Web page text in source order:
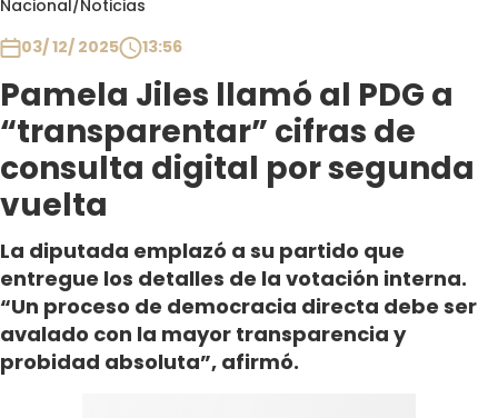
Nacional/Noticias
03/ 12/ 2025
13:56
Pamela Jiles llamó al PDG a
“transparentar” cifras de
consulta digital por segunda
vuelta
La diputada emplazó a su partido que
entregue los detalles de la votación interna.
“Un proceso de democracia directa debe ser
avalado con la mayor transparencia y
probidad absoluta”, afirmó.
Club De La Comedia
Contigo en Directo
Plan Perfecto
El Tiempo
Sabingo
Todos Los Programas